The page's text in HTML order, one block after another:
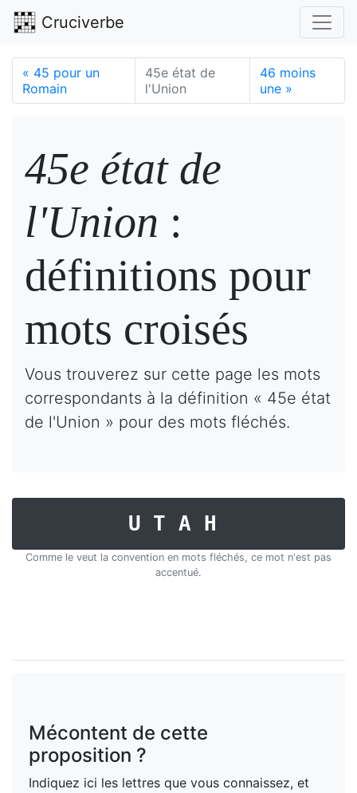
Cruciverbe
« 45 pour un
Romain
45e état de
l'Union
46 moins
une »
45e état de
l'Union :
définitions pour
mots croisés
Vous trouverez sur cette page les mots
correspondants à la définition « 45e état
de l'Union » pour des mots fléchés.
UTAH
Comme le veut la convention en mots fléchés, ce mot n'est pas
accentué.
Mécontent de cette
proposition ?
Indiquez ici les lettres que vous connaissez, et